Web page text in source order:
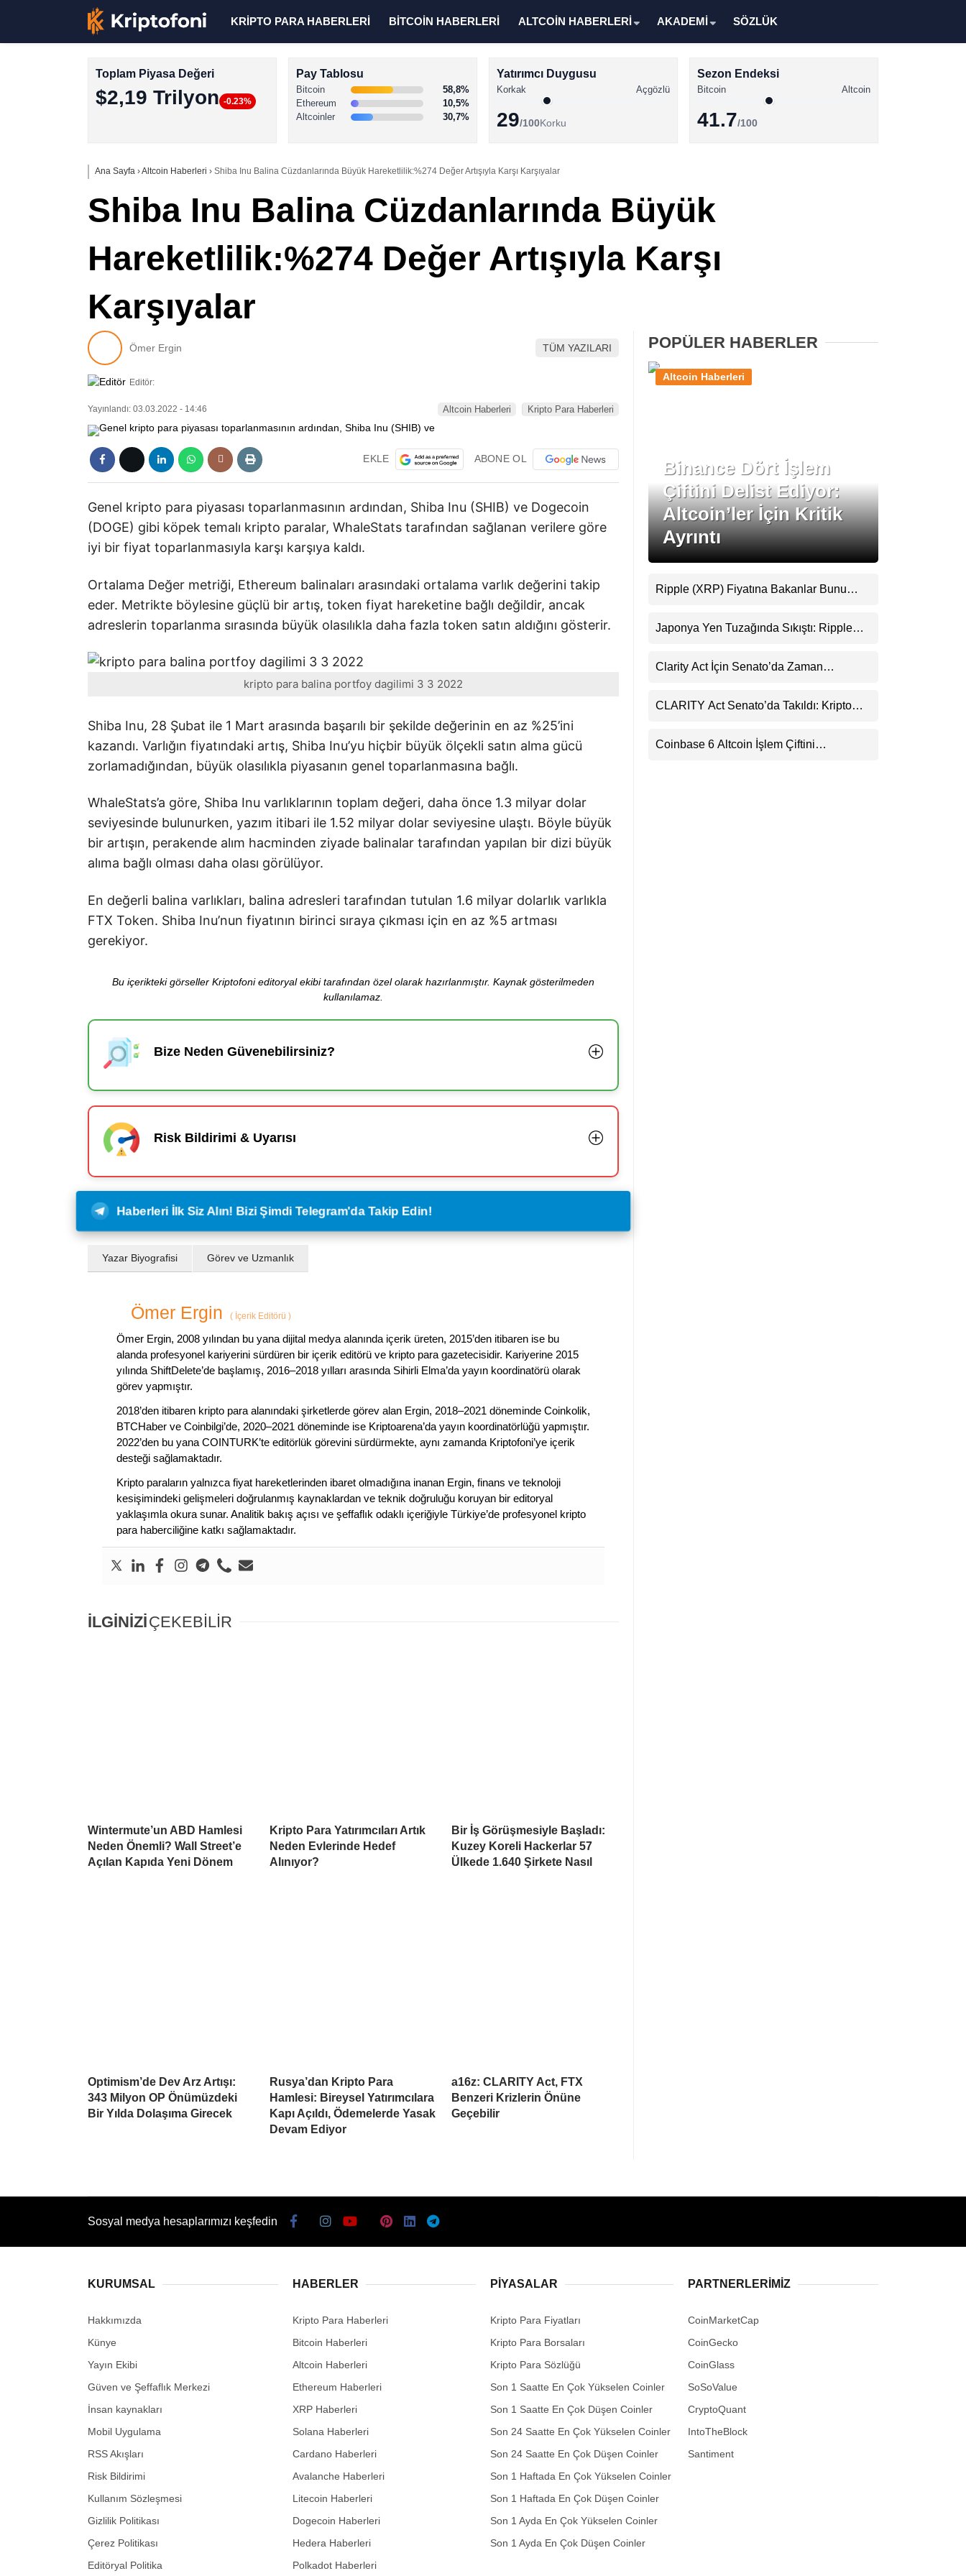
Stablecoin Haberleri
KRİPTO PARA HABERLERİ BİTCOİN HABERLERİ ALTCOİN HABERLERİ AKADEMİ SÖZLÜK
Toplam Piyasa Değeri
$2,19 Trilyon -0.23%
Pay Tablosu
Bitcoin
58,8%
Ethereum
10,5%
Altcoinler
30,7%
Yatırımcı Duygusu
Korkak Açgözlü
29/100Korku
Sezon Endeksi
Bitcoin Altcoin
41.7/100
Ana Sayfa ›Altcoin Haberleri › Shiba Inu Balina Cüzdanlarında Büyük Hareketlilik:%274 Değer Artışıyla Karşı Karşıyalar
Shiba Inu Balina Cüzdanlarında Büyük
Hareketlilik:%274 Değer Artışıyla Karşı
Karşıyalar
Ömer Ergin TÜM YAZILARI
Editör:
Yayınlandı: 03.03.2022 - 14:46 Altcoin Haberleri Kripto Para Haberleri
EKLE ABONE OL
Genel kripto para piyasası toparlanmasının ardından, Shiba Inu (SHIB) ve Dogecoin
(DOGE) gibi köpek temalı kripto paralar, WhaleStats tarafından sağlanan verilere göre
iyi bir fiyat toparlanmasıyla karşı karşıya kaldı.
Ortalama Değer metriği, Ethereum balinaları arasındaki ortalama varlık değerini takip
eder. Metrikte böylesine güçlü bir artış, token fiyat hareketine bağlı değildir, ancak
adreslerin toparlanma sırasında büyük olasılıkla daha fazla token satın aldığını gösterir.
kripto para balina portfoy dagilimi 3 3 2022
Shiba Inu, 28 Şubat ile 1 Mart arasında başarılı bir şekilde değerinin en az %25’ini
kazandı. Varlığın fiyatındaki artış, Shiba Inu’yu hiçbir büyük ölçekli satın alma gücü
zorlamadığından, büyük olasılıkla piyasanın genel toparlanmasına bağlı.
WhaleStats’a göre, Shiba Inu varlıklarının toplam değeri, daha önce 1.3 milyar dolar
seviyesinde bulunurken, yazım itibari ile 1.52 milyar dolar seviyesine ulaştı. Böyle büyük
bir artışın, perakende alım hacminden ziyade balinalar tarafından yapılan bir dizi büyük
alıma bağlı olması daha olası görülüyor.
En değerli balina varlıkları, balina adresleri tarafından tutulan 1.6 milyar dolarlık varlıkla
FTX Token. Shiba Inu’nun fiyatının birinci sıraya çıkması için en az %5 artması
gerekiyor.
Bu içerikteki görseller Kriptofoni editoryal ekibi tarafından özel olarak hazırlanmıştır. Kaynak gösterilmeden
kullanılamaz.
Bize Neden Güvenebilirsiniz?
Risk Bildirimi & Uyarısı
Haberleri İlk Siz Alın! Bizi Şimdi Telegram'da Takip Edin!
Yazar Biyografisi Görev ve Uzmanlık
Ömer Ergin ( İçerik Editörü )
Ömer Ergin, 2008 yılından bu yana dijital medya alanında içerik üreten, 2015’den itibaren ise bu
alanda profesyonel kariyerini sürdüren bir içerik editörü ve kripto para gazetecisidir. Kariyerine 2015
yılında ShiftDelete’de başlamış, 2016–2018 yılları arasında Sihirli Elma’da yayın koordinatörü olarak
görev yapmıştır.
2018’den itibaren kripto para alanındaki şirketlerde görev alan Ergin, 2018–2021 döneminde Coinkolik,
BTCHaber ve Coinbilgi’de, 2020–2021 döneminde ise Kriptoarena’da yayın koordinatörlüğü yapmıştır.
2022’den bu yana COINTURK’te editörlük görevini sürdürmekte, aynı zamanda Kriptofoni’ye içerik
desteği sağlamaktadır.
Kripto paraların yalnızca fiyat hareketlerinden ibaret olmadığına inanan Ergin, finans ve teknoloji
kesişimindeki gelişmeleri doğrulanmış kaynaklardan ve teknik doğruluğu koruyan bir editoryal
yaklaşımla okura sunar. Analitik bakış açısı ve şeffaflık odaklı içeriğiyle Türkiye’de profesyonel kripto
para haberciliğine katkı sağlamaktadır.
İLGİNİZİÇEKEBİLİR
Wintermute’un ABD Hamlesi
Neden Önemli? Wall Street’e
Açılan Kapıda Yeni Dönem
Kripto Para Yatırımcıları Artık
Neden Evlerinde Hedef
Alınıyor?
Bir İş Görüşmesiyle Başladı:
Kuzey Koreli Hackerlar 57
Ülkede 1.640 Şirkete Nasıl
Optimism’de Dev Arz Artışı:
343 Milyon OP Önümüzdeki
Bir Yılda Dolaşıma Girecek
Rusya’dan Kripto Para
Hamlesi: Bireysel Yatırımcılara
Kapı Açıldı, Ödemelerde Yasak
Devam Ediyor
a16z: CLARITY Act, FTX
Benzeri Krizlerin Önüne
Geçebilir
POPÜLER HABERLER
Binance Dört İşlem
Çiftini Delist Ediyor:
Altcoin’ler İçin Kritik
Ayrıntı
Altcoin Haberleri
Ripple (XRP) Fiyatına Bakanlar Bunu
Uyarı
Japonya Yen Tuzağında Sıkıştı: Ripple
Clarity Act İçin Senato’da Zaman
CLARITY Act Senato’da Takıldı: Kripto
Coinbase 6 Altcoin İşlem Çiftini
Sosyal medya hesaplarımızı keşfedin
KURUMSAL
Hakkımızda
Künye
Yayın Ekibi
Güven ve Şeffaflık Merkezi
İnsan kaynakları
Mobil Uygulama
RSS Akışları
Risk Bildirimi
Kullanım Sözleşmesi
Gizlilik Politikası
Çerez Politikası
Editöryal Politika
HABERLER
Kripto Para Haberleri
Bitcoin Haberleri
Altcoin Haberleri
Ethereum Haberleri
XRP Haberleri
Solana Haberleri
Cardano Haberleri
Avalanche Haberleri
Litecoin Haberleri
Dogecoin Haberleri
Hedera Haberleri
Polkadot Haberleri
PIYASALAR
Kripto Para Fiyatları
Kripto Para Borsaları
Kripto Para Sözlüğü
Son 1 Saatte En Çok Yükselen Coinler
Son 1 Saatte En Çok Düşen Coinler
Son 24 Saatte En Çok Yükselen Coinler
Son 24 Saatte En Çok Düşen Coinler
Son 1 Haftada En Çok Yükselen Coinler
Son 1 Haftada En Çok Düşen Coinler
Son 1 Ayda En Çok Yükselen Coinler
Son 1 Ayda En Çok Düşen Coinler
PARTNERLERIMIZ
CoinMarketCap
CoinGecko
CoinGlass
SoSoValue
CryptoQuant
IntoTheBlock
Santiment